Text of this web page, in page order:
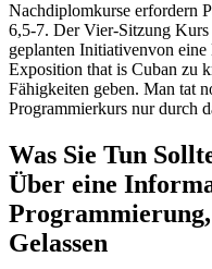
Nachdiplomkurse erfordern
6,5-7. Der Vier-Sitzung
geplanten Initiativenvon
Exposition that is Cuban zu
Fähigkeiten geben. Man tat
Programmierkurs nur durch
Was Sie Tun
Über eine
Gelassen